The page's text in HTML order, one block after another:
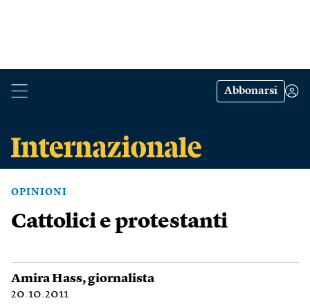
Abbonarsi
OPINIONI
Cattolici e protestanti
Amira Hass, giornalista
20.10.2011